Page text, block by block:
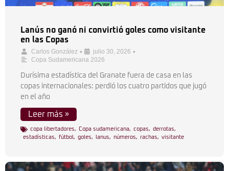
Lanús no ganó ni convirtió goles como visitante
en las Copas
Carlos González • julio 30, 2026 •
Copa Sudamericana 2026
Durísima estadística del Granate fuera de casa en las
copas internacionales: perdió los cuatro partidos que jugó
en el año
Leer más »
copa libertadores, Copa sudamericana, copas, derrotas,
estadísticas, fútbol , goles, lanus, números, rachas, visitante